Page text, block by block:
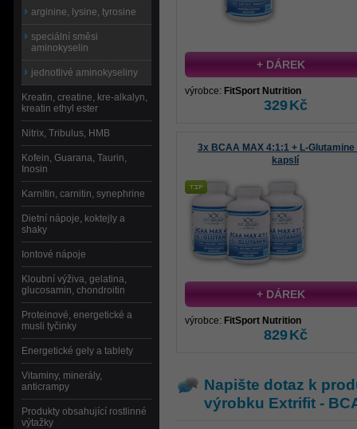
+ DÁREK
výrobce: FitSport Nutrition
329Kč
3x BCAA MAX 4:1:1 + L-Glutamine
kapslí
+ DÁREK
výrobce: FitSport Nutrition
829Kč
Napište dotaz k
výrobku Extrifit -
arginine, lysine, tyrosine
speciální směsi
aminokyselin
jednotlivé aminokyseliny
Kreatin, creatine, kre-alkalyn,
kreatin ethyl ester
Nitrix, Tribulus, HMB
Kofein, Guarana, Taurin,
Inosin
Karnitin, carnitin, synephrine
Dietní nápoje, koktejly a
shaky
Iontové nápoje
Kloubní výživa, gelatina,
glucosamin, chondroitin
Proteinové, energetické a
musli tyčinky
Energetické gely a tablety
Vitaminy, minerály,
anticrampy
Produkty obsahující rostlinné
výtažky